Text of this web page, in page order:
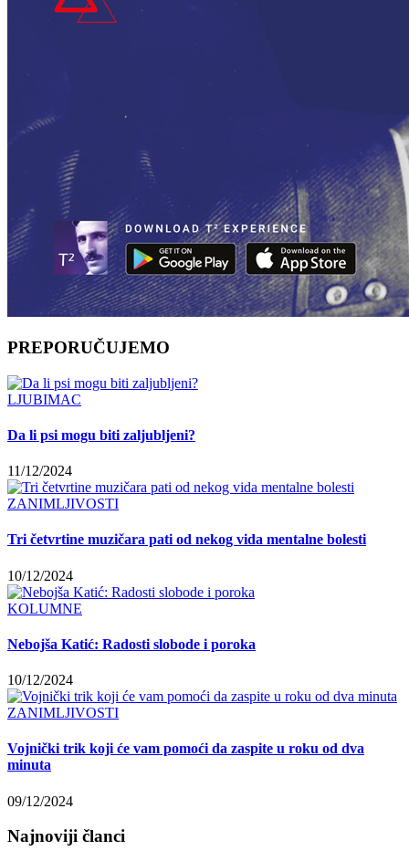
PREPORUČUJEMO
LJUBIMAC
Da li psi mogu biti zaljubljeni?
11/12/2024
ZANIMLJIVOSTI
Tri četvrtine muzičara pati od nekog vida mentalne bolesti
10/12/2024
KOLUMNE
Nebojša Katić: Radosti slobode i poroka
10/12/2024
ZANIMLJIVOSTI
Vojnički trik koji će vam pomoći da zaspite u roku od dva
minuta
09/12/2024
Najnoviji članci